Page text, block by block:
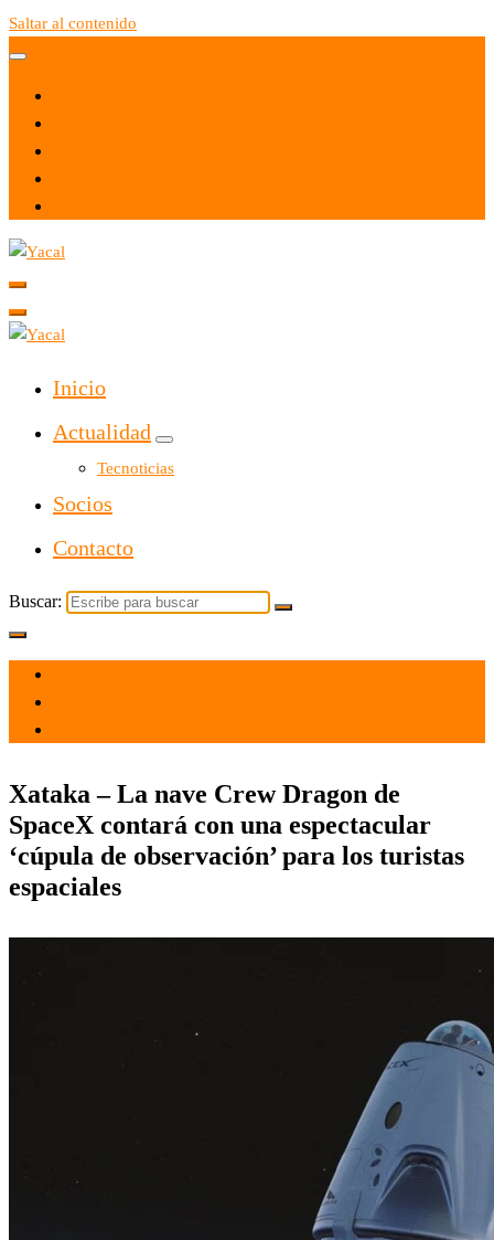
Saltar al contenido
Yacal micro hosting
Inicio
Actualidad
Tecnoticias
Socios
Contacto
Buscar:
Xataka – La nave Crew Dragon de
SpaceX contará con una espectacular
‘cúpula de observación’ para los turistas
espaciales